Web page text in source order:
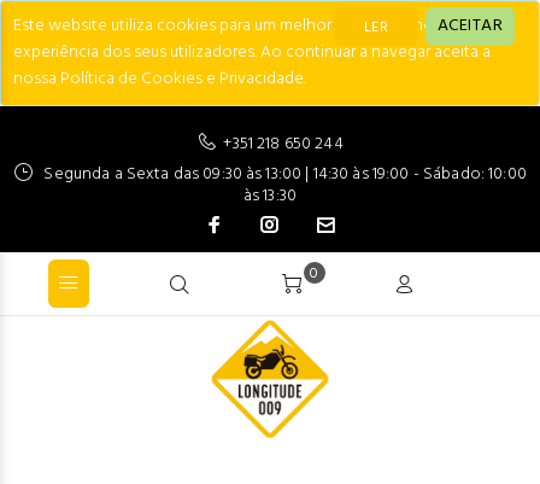
Este website utiliza cookies para um melhor desempenho e
experiência dos seus utilizadores. Ao continuar a navegar aceita a
nossa Política de Cookies e Privacidade.
LER ACEITAR
+351 218 650 244
Segunda a Sexta das 09:30 às 13:00 | 14:30 às 19:00 - Sábado: 10:00
às 13:30
0